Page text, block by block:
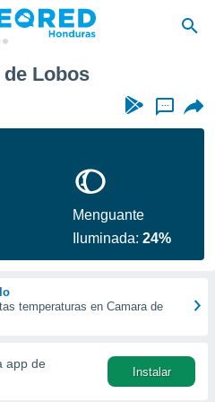
Lobos
...
Menguante
Iluminada:24%
temperaturas en Camara de
app de
Instalar